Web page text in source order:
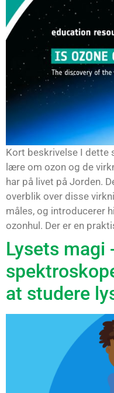
Kort beskrivelse I dette
lære om ozon og de
har på livet på Jorden.
overblik over disse
måles, og introducerer
ozonhul. Der er en
Lysets magi
at studere